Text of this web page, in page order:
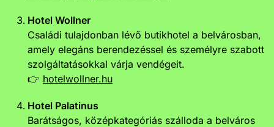
Hotel Wollner
Családi tulajdonban lévő butikhotel a belvárosban,
amely elegáns berendezéssel és személyre szabott
szolgáltatásokkal várja vendégeit.
👉 hotelwollner.hu
Hotel Palatinus
Barátságos, középkategóriás szálloda a belváros